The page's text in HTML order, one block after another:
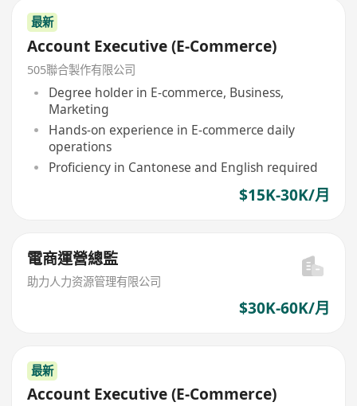
最新
Account Executive (E-Commerce)
505聯合製作有限公司
Degree holder in E-commerce, Business,
Marketing
Hands-on experience in E-commerce daily
operations
Proficiency in Cantonese and English required
$15K-30K/月
電商運營總監
助力人力资源管理有限公司
$30K-60K/月
最新
Account Executive (E-Commerce)